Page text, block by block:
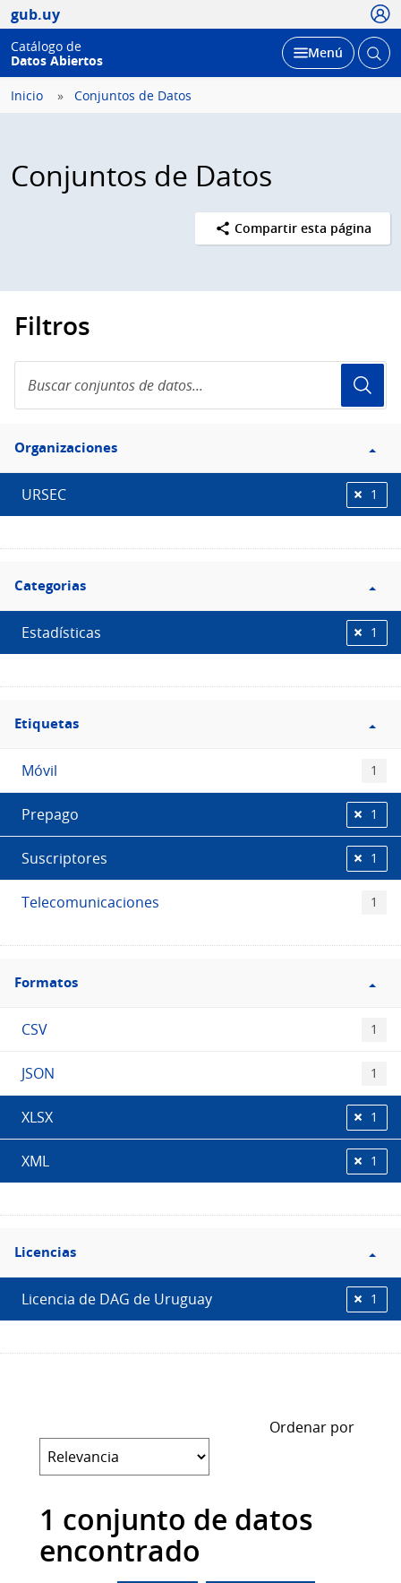
gub.uy
Catálogo de
Datos Abiertos
Desplegar
Menú Abrir
Inicio Conjuntos de Datos
Conjuntos de Datos
Compartir esta página
Filtros
conjuntos
de
Filtro
Organizaciones
Organizaciones
URSEC 1
Filtro
Categorias
Categorias
Estadísticas 1
Filtro
Etiquetas
Etiquetas
Móvil 1
Prepago 1
Suscriptores 1
Telecomunicaciones 1
Filtro
Formatos
Formatos
CSV 1
JSON 1
XLSX 1
XML 1
Filtro
Licencias
Licencias
Licencia de DAG de Uruguay 1
Ordenar por
1 conjunto de datos
encontrado